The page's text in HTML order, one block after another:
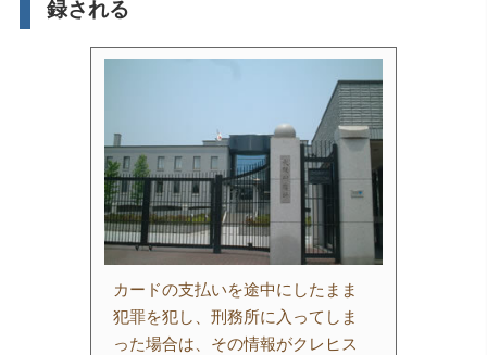
録される
カードの支払いを途中にしたまま
犯罪を犯し、刑務所に入ってしま
った場合は、その情報がクレヒス